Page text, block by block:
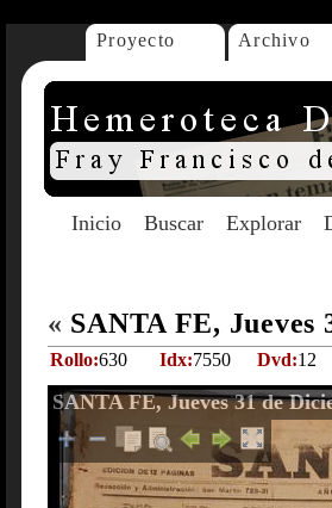
Proyecto Archivo
Inicio Buscar Explorar
« SANTA FE, Jueves
Rollo:630 Idx:7550 Dvd:12
SANTA FE, Jueves 31 de